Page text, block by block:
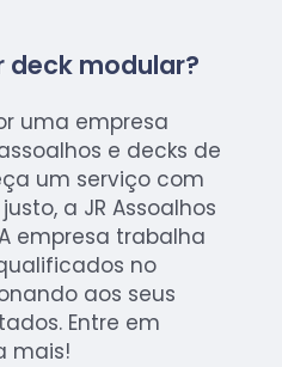
deck modular?
uma empresa
e decks de
um serviço com
a JR Assoalhos
empresa trabalha
no
aos seus
Entre em
mais!